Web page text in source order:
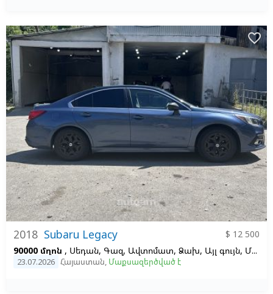
2018 Subaru Legacy
$ 12 500
90000 մղոն , Սեդան, Գազ, Ավտոմատ, Ձախ, Այլ գույն, Մոխրագույն
23.07.2026 Հայաստան, Մաքսազերծված է
favorite_border